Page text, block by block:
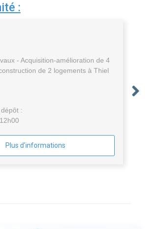
:
- Acquisition-amélioration de 4
de 2 logements à Thiel
:
Plus d'informations